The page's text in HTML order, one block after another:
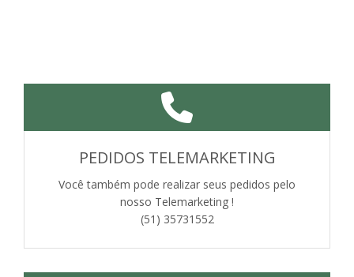
PEDIDOS TELEMARKETING
Você também pode realizar seus pedidos pelo
nosso Telemarketing !
(51) 35731552